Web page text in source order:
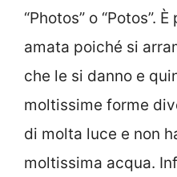
“Photos” o “Potos”.
amata poiché si
che le si danno e
moltissime forme
di molta luce e non
moltissima acqua.